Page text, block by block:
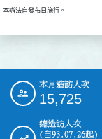
本辦法自發布日施行。
::: 本月造訪人次
15,725
總造訪人次
(自93.07.26起)